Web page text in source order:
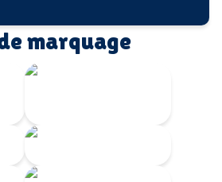
marquage